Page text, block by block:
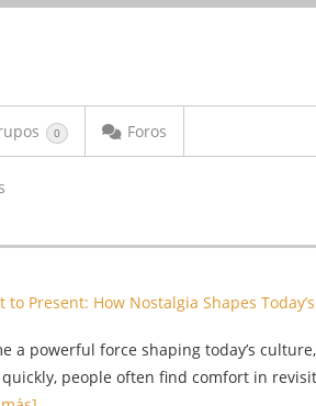
0 Foros
to Present: How Nostalgia Shapes
a powerful force shaping today’s
people often find comfort in